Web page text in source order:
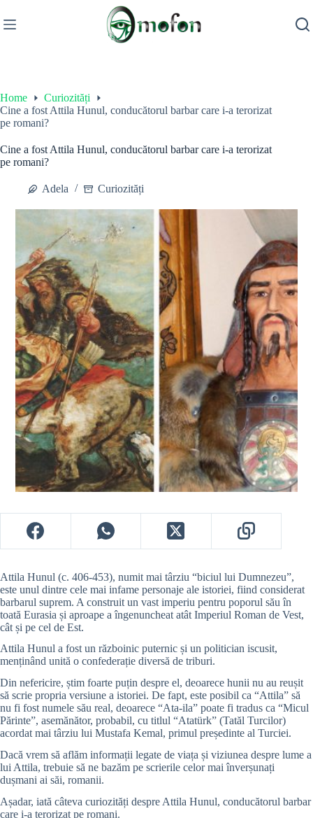
to
content
Home
Curiozități
Cine a fost Attila Hunul, conducătorul barbar care i-a terorizat
pe romani?
Cine a fost Attila Hunul, conducătorul barbar care i-a terorizat
pe romani?
Adela Curiozități
Attila Hunul (c. 406-453), numit mai târziu “biciul lui Dumnezeu”,
este unul dintre cele mai infame personaje ale istoriei, fiind considerat
barbarul suprem. A construit un vast imperiu pentru poporul său în
toată Eurasia și aproape a îngenuncheat atât Imperiul Roman de Vest,
cât și pe cel de Est.
Attila Hunul a fost un războinic puternic și un politician iscusit,
menținând unită o confederație diversă de triburi.
Din nefericire, știm foarte puțin despre el, deoarece hunii nu au reușit
să scrie propria versiune a istoriei. De fapt, este posibil ca “Attila” să
nu fi fost numele său real, deoarece “Ata-ila” poate fi tradus ca “Micul
Părinte”, asemănător, probabil, cu titlul “Atatürk” (Tatăl Turcilor)
acordat mai târziu lui Mustafa Kemal, primul președinte al Turciei.
Dacă vrem să aflăm informații legate de viața și viziunea despre lume a
lui Attila, trebuie să ne bazăm pe scrierile celor mai înverșunați
dușmani ai săi, romanii.
Așadar, iată câteva curiozități despre Attila Hunul, conducătorul barbar
care i-a terorizat pe romani.